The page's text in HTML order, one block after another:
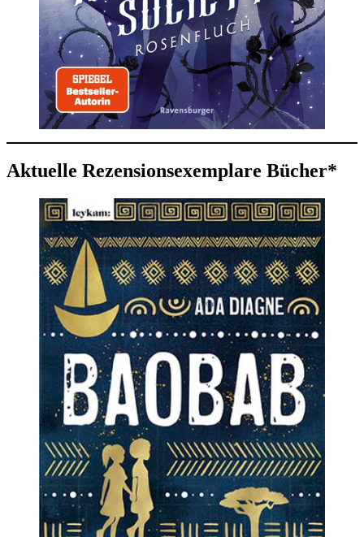
Aktuelle Rezensionsexemplare Bücher*